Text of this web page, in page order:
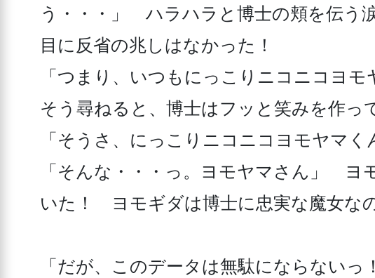
う・・・」　ハラハラと博士の頬を伝う
目に反省の兆しはなかった！
「つまり、いつもにっこりニコニコヨ
そう尋ねると、博士はフッと笑みを作って
「そうさ、にっこりニコニコヨモヤマ
「そんな・・・っ。ヨモヤマさん」　
いた！　ヨモギダは博士に忠実な魔女なの
「だが、このデータは無駄にならないっ